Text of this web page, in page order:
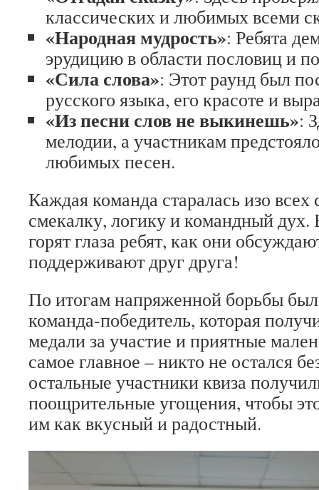
классических и любимых всеми
«Народная мудрость»: Ребята
эрудицию в области пословиц и
«Сила слова»: Этот раунд был
русского языка, его красоте и
«Из песни слов не выкинешь»:
мелодии, а участникам
любимых песен.
Каждая команда старалась изо всех
смекалку, логику и командный дух.
горят глаза ребят, как они
поддерживают друг друга!
По итогам напряженной борьбы
команда-победитель, которая
медали за участие и приятные
самое главное – никто не остался
остальные участники квиза
поощрительные угощения, чтобы
им как вкусный и радостный.